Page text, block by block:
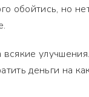
обойтись, но
деньги на